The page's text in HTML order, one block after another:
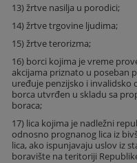
13) žrtve nasilja u porodici;
14) žrtve trgovine ljudima;
15) žrtve terorizma;
16) borci kojima je vreme
akcijama priznato u poseban
uređuje penzijsko i invalidsko
borca utvrđen u skladu sa
boraca;
17) lica kojima je nadležni
odnosno prognanog lica iz
lica, ako ispunjavaju uslov iz
boravište na teritoriji